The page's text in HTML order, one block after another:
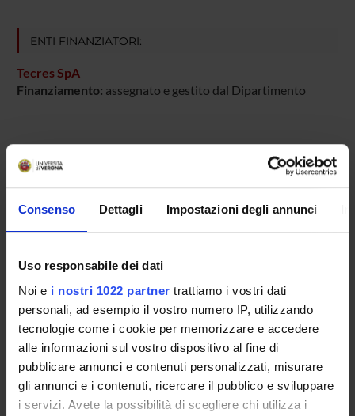
Consenso Dettagli Impostazioni degli annunci
Uso responsabile dei dati
Noi e i nostri 1022 partner trattiamo i vostri dati
personali, ad esempio il vostro numero IP, utilizzando
tecnologie come i cookie per memorizzare e accedere
alle informazioni sul vostro dispositivo al fine di
pubblicare annunci e contenuti personalizzati, misurare
gli annunci e i contenuti, ricercare il pubblico e sviluppare
i servizi. Avete la possibilità di scegliere chi utilizza i
ENTI FINANZIATORI:
Tecres SpA
Finanziamento: assegnato e gestito dal Dipartimento
PARTECIPANTI AL PROGETTO
Anna Benini
Tecnico-Amministrativo
SEZIONI
Farmacologia